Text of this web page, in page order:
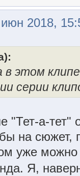
2018,
этом
серии
"Тет-а-
на сюжет,
уже
Я,